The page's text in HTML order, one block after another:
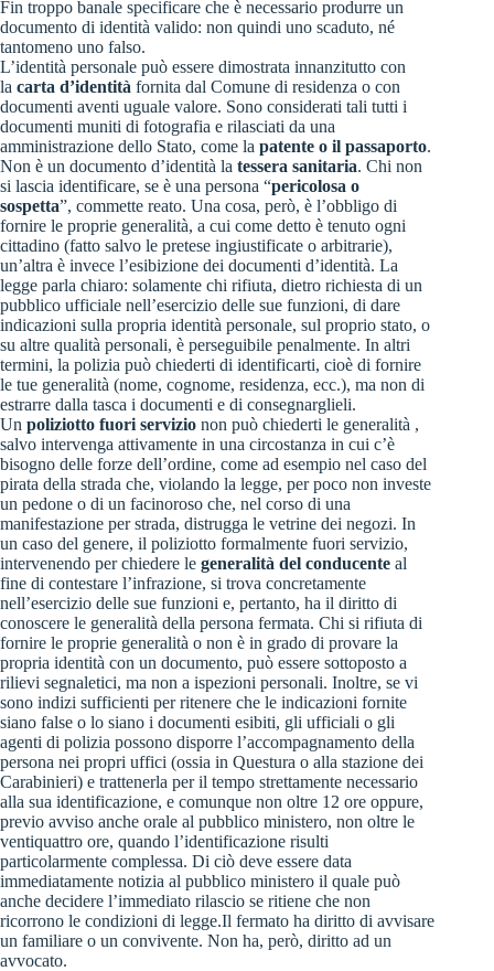
Fin troppo banale specificare che è necessario produrre un
documento di identità valido: non quindi uno scaduto, né
tantomeno uno falso.
L’identità personale può essere dimostrata innanzitutto con
la carta d’identità fornita dal Comune di residenza o con
documenti aventi uguale valore. Sono considerati tali tutti i
documenti muniti di fotografia e rilasciati da una
amministrazione dello Stato, come la patente o il passaporto.
Non è un documento d’identità la tessera sanitaria. Chi non
si lascia identificare, se è una persona “pericolosa o
sospetta”, commette reato. Una cosa, però, è l’obbligo di
fornire le proprie generalità, a cui come detto è tenuto ogni
cittadino (fatto salvo le pretese ingiustificate o arbitrarie),
un’altra è invece l’esibizione dei documenti d’identità. La
legge parla chiaro: solamente chi rifiuta, dietro richiesta di un
pubblico ufficiale nell’esercizio delle sue funzioni, di dare
indicazioni sulla propria identità personale, sul proprio stato, o
su altre qualità personali, è perseguibile penalmente. In altri
termini, la polizia può chiederti di identificarti, cioè di fornire
le tue generalità (nome, cognome, residenza, ecc.), ma non di
estrarre dalla tasca i documenti e di consegnarglieli.
Un poliziotto fuori servizio non può chiederti le generalità ,
salvo intervenga attivamente in una circostanza in cui c’è
bisogno delle forze dell’ordine, come ad esempio nel caso del
pirata della strada che, violando la legge, per poco non investe
un pedone o di un facinoroso che, nel corso di una
manifestazione per strada, distrugga le vetrine dei negozi. In
un caso del genere, il poliziotto formalmente fuori servizio,
intervenendo per chiedere le generalità del conducente al
fine di contestare l’infrazione, si trova concretamente
nell’esercizio delle sue funzioni e, pertanto, ha il diritto di
conoscere le generalità della persona fermata. Chi si rifiuta di
fornire le proprie generalità o non è in grado di provare la
propria identità con un documento, può essere sottoposto a
rilievi segnaletici, ma non a ispezioni personali. Inoltre, se vi
sono indizi sufficienti per ritenere che le indicazioni fornite
siano false o lo siano i documenti esibiti, gli ufficiali o gli
agenti di polizia possono disporre l’accompagnamento della
persona nei propri uffici (ossia in Questura o alla stazione dei
Carabinieri) e trattenerla per il tempo strettamente necessario
alla sua identificazione, e comunque non oltre 12 ore oppure,
previo avviso anche orale al pubblico ministero, non oltre le
ventiquattro ore, quando l’identificazione risulti
particolarmente complessa. Di ciò deve essere data
immediatamente notizia al pubblico ministero il quale può
anche decidere l’immediato rilascio se ritiene che non
ricorrono le condizioni di legge.Il fermato ha diritto di avvisare
un familiare o un convivente. Non ha, però, diritto ad un
avvocato.